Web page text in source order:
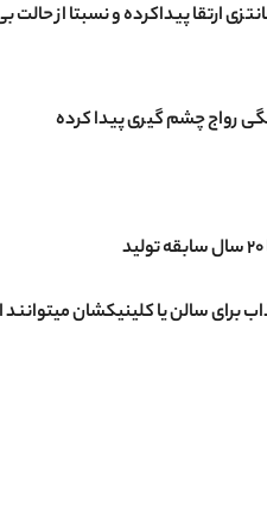
ارتقا پیداکرده و نسبتا از
رواج چشم گیری پیدا کرده
سالن یا کلینیکشان میتوانند